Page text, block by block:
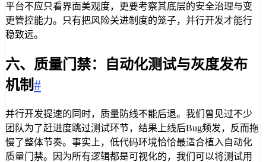
平台不应只看界面美观度，更要考察其底层的安全治理与变
更管控能力。只有把风险关进制度的笼子，并行开发才能行
稳致远。
六、质量门禁：自动化测试与灰度发布
机制#
并行开发提速的同时，质量防线不能后退。我们曾见过不少
团队为了赶进度跳过测试环节，结果上线后Bug频发，反而拖
慢了整体节奏。事实上，低代码环境恰恰最适合植入自动化
质量门禁。因为所有逻辑都是可视化的，我们可以将测试用